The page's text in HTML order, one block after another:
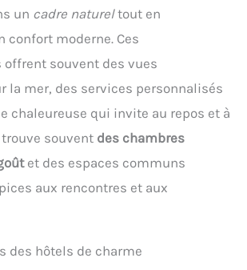
un cadre natureltout en
confort moderne. Ces
souvent des vues
la mer, des services personnalisés
chaleureuse qui invite au repos et à
trouve souvent des chambres
et des espaces communs
aux rencontres et aux
des hôtels de charme